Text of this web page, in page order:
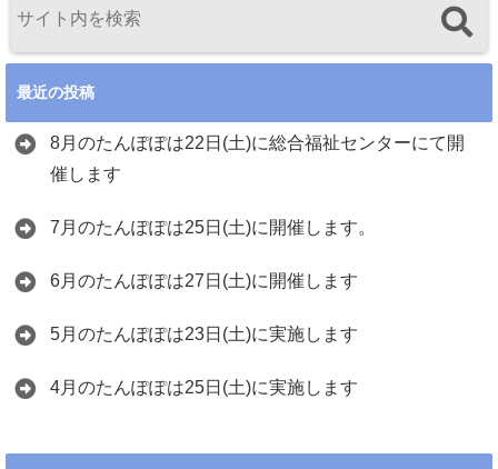
最近の投稿
8月のたんぽぽは22日(土)に総合福祉センターにて開
催します
7月のたんぽぽは25日(土)に開催します。
6月のたんぽぽは27日(土)に開催します
5月のたんぽぽは23日(土)に実施します
4月のたんぽぽは25日(土)に実施します